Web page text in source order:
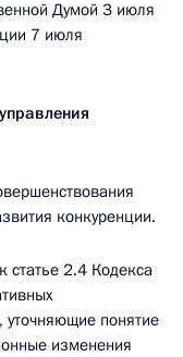
Думой 3 июля
7 июля
конкуренции.
2.4 Кодекса
понятие
изменения